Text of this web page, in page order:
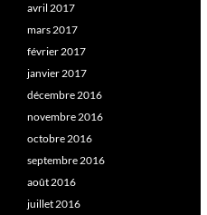
avril 2017
mars 2017
février 2017
janvier 2017
décembre 2016
novembre 2016
octobre 2016
septembre 2016
août 2016
juillet 2016